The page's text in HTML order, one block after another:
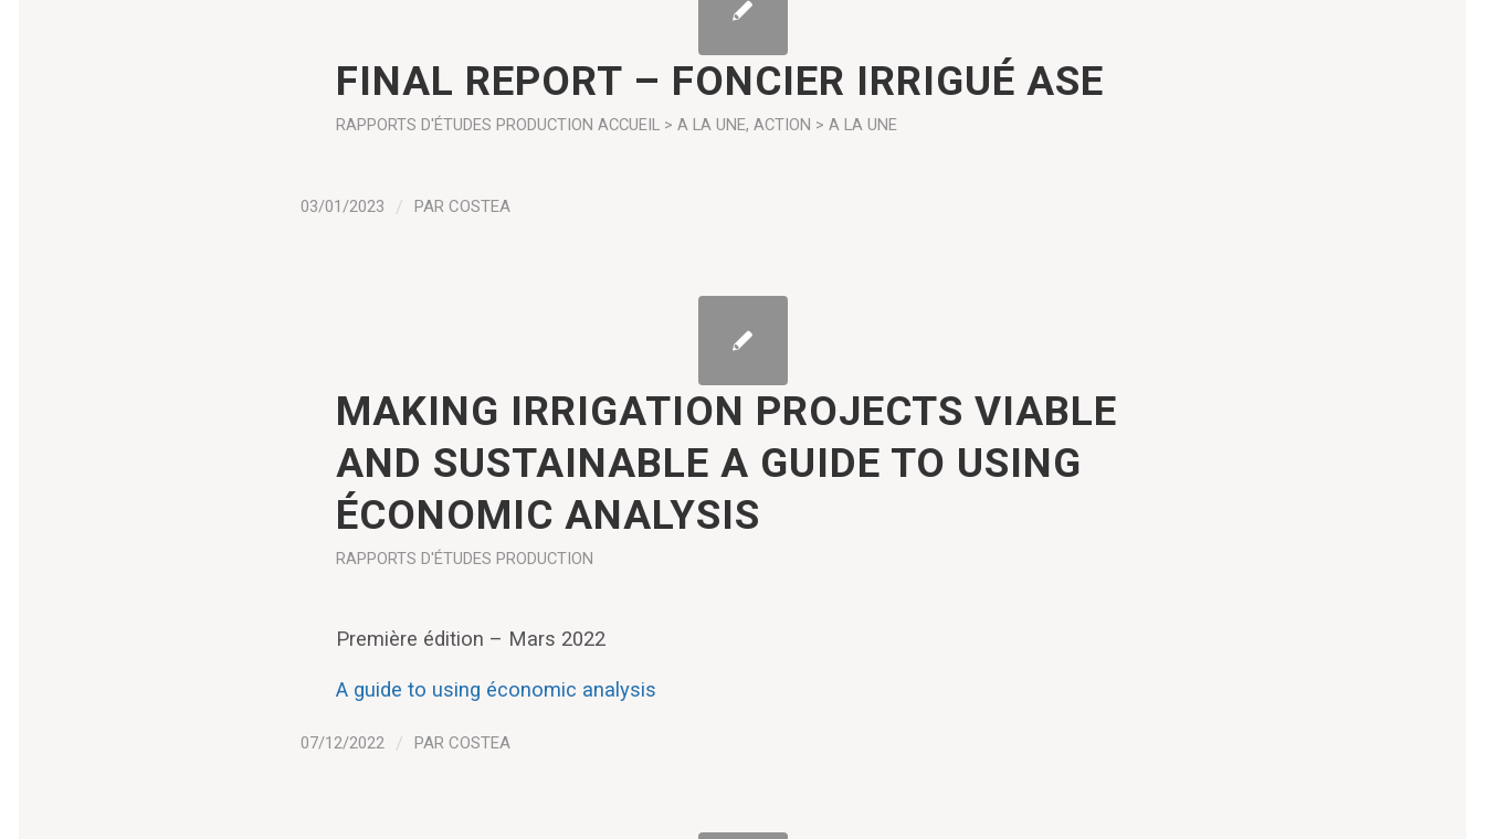
FINAL REPORT – FONCIER IRRIGUÉ ASE
RAPPORTS D'ÉTUDES PRODUCTION ACCUEIL > A LA UNE, ACTION > A LA UNE
03/01/2023 / PAR COSTEA
MAKING IRRIGATION PROJECTS VIABLE
AND SUSTAINABLE A GUIDE TO USING
ÉCONOMIC ANALYSIS
RAPPORTS D'ÉTUDES PRODUCTION
Première édition – Mars 2022
A guide to using économic analysis
07/12/2022 / PAR COSTEA